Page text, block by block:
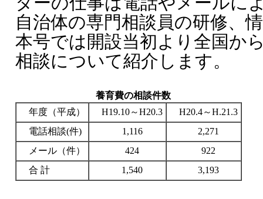
自治体の専門相談員の研修、
本号では開設当初より全国か
相談について紹介します。
養育費の相談件数
年度（平成）
H19.10～H20.3
H20.4～H.21.3
電話相談(件)
1,116
2,271
メール（件）
424
922
合 計
1,540 3,193